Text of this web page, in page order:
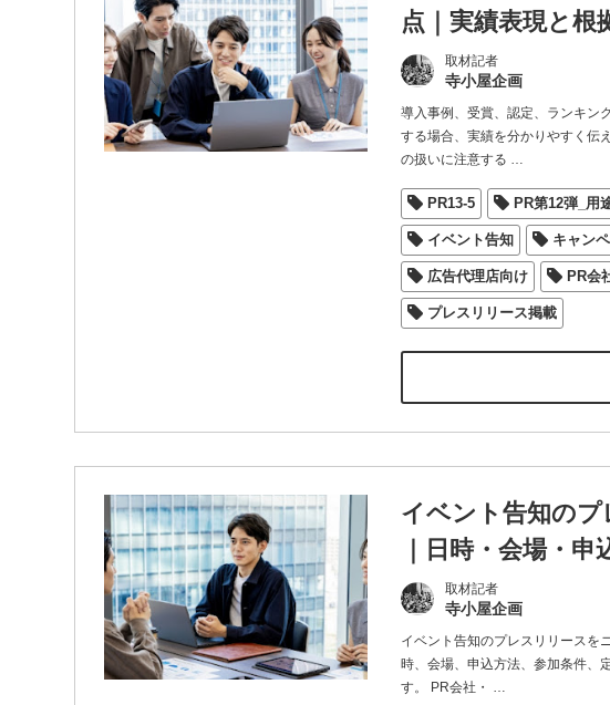
点｜実績表現と根
取材記者
寺小屋企画
導入事例、受賞、認定、ランキン
する場合、実績を分かりやすく伝
の扱いに注意する …
PR13-5 PR第12弾_用
イベント告知 キャン
広告代理店向け PR会
プレスリリース掲載
イベント告知の
｜日時・会場・申
取材記者
寺小屋企画
イベント告知のプレスリリースを
時、会場、申込方法、参加条件、
す。 PR会社・
…